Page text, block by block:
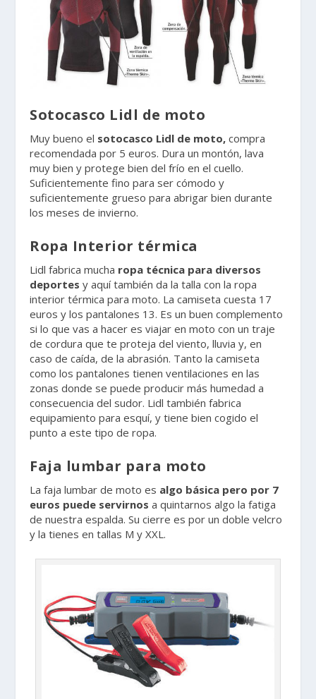
Sotocasco Lidl de moto
Muy bueno el sotocasco Lidl de moto, compra
recomendada por 5 euros. Dura un montón, lava
muy bien y protege bien del frío en el cuello.
Suficientemente fino para ser cómodo y
suficientemente grueso para abrigar bien durante
los meses de invierno.
Ropa Interior térmica
Lidl fabrica mucha ropa técnica para diversos
deportes y aquí también da la talla con la ropa
interior térmica para moto. La camiseta cuesta 17
euros y los pantalones 13. Es un buen complemento
si lo que vas a hacer es viajar en moto con un traje
de cordura que te proteja del viento, lluvia y, en
caso de caída, de la abrasión. Tanto la camiseta
como los pantalones tienen ventilaciones en las
zonas donde se puede producir más humedad a
consecuencia del sudor. Lidl también fabrica
equipamiento para esquí, y tiene bien cogido el
punto a este tipo de ropa.
Faja lumbar para moto
La faja lumbar de moto es algo básica pero por 7
euros puede servirnos a quintarnos algo la fatiga
de nuestra espalda. Su cierre es por un doble velcro
y la tienes en tallas M y XXL.